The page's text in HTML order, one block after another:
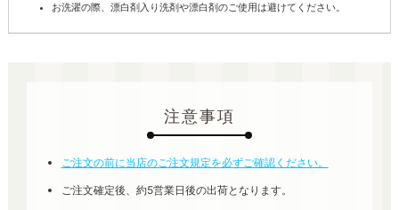
お洗濯の際、漂白剤入り洗剤や漂白剤のご使用は避けてください。
注意事項
ご注文の前に当店のご注文規定を必ずご確認ください。
ご注文確定後、約5営業日後の出荷となります。